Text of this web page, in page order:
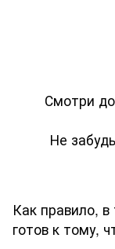
Смотри
Не
Как правило,
готов к тому,